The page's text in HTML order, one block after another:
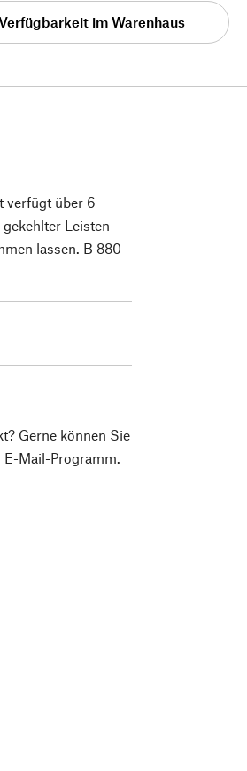
im Warenhaus
verfügt über 6
Leisten
lassen. B 880
Gerne können Sie
E-Mail-Programm.